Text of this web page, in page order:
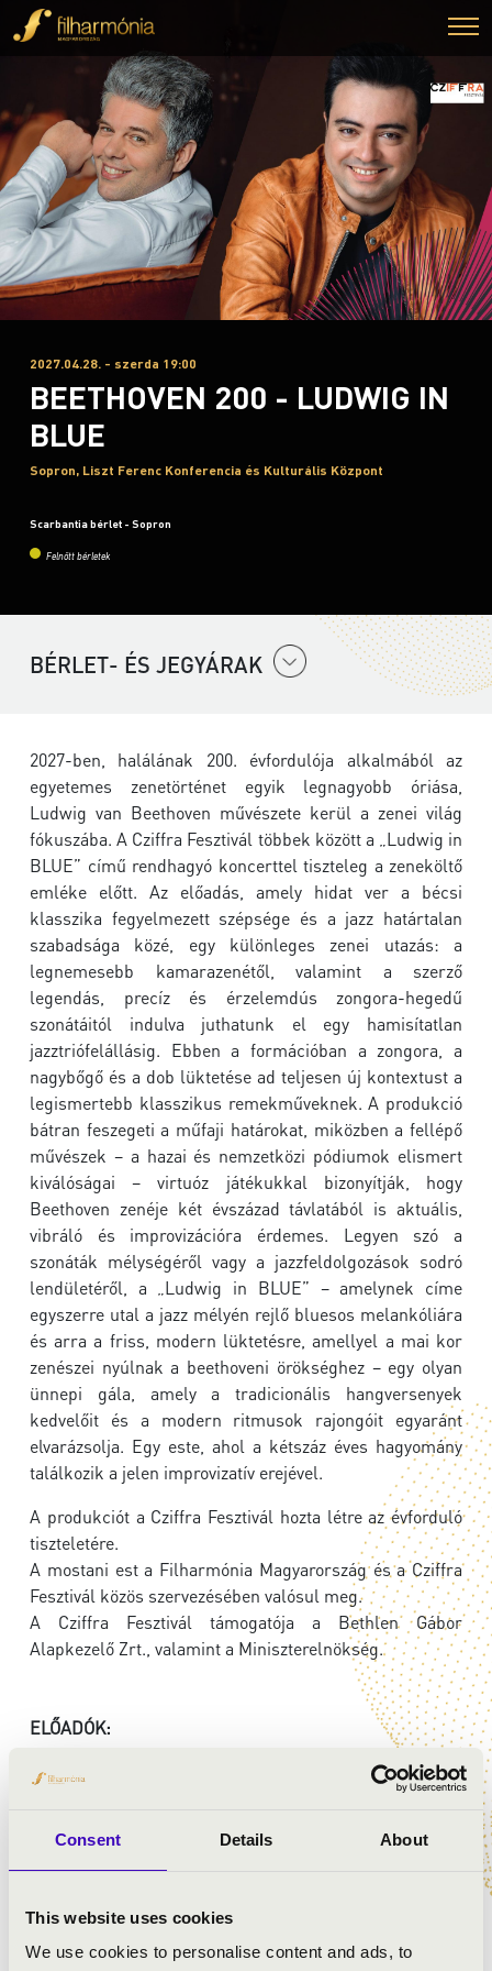
Consent Details About
This website uses cookies
We use cookies to personalise content and ads, to
2027.04.28. - szerda 19:00
BEETHOVEN 200 - LUDWIG IN
BLUE
Sopron, Liszt Ferenc Konferencia és Kulturális Központ
Scarbantia bérlet - Sopron
Felnőtt bérletek
BÉRLET- ÉS JEGYÁRAK
2027-ben, halálának 200. évfordulója alkalmából az
egyetemes zenetörténet egyik legnagyobb óriása,
Ludwig van Beethoven művészete kerül a zenei világ
fókuszába. A Cziffra Fesztivál többek között a „Ludwig in
BLUE” című rendhagyó koncerttel tiszteleg a zeneköltő
emléke előtt. Az előadás, amely hidat ver a bécsi
klasszika fegyelmezett szépsége és a jazz határtalan
szabadsága közé, egy különleges zenei utazás: a
legnemesebb kamarazenétől, valamint a szerző
legendás, precíz és érzelemdús zongora-hegedű
szonátáitól indulva juthatunk el egy hamisítatlan
jazztriófelállásig. Ebben a formációban a zongora, a
nagybőgő és a dob lüktetése ad teljesen új kontextust a
legismertebb klasszikus remekműveknek. A produkció
bátran feszegeti a műfaji határokat, miközben a fellépő
művészek – a hazai és nemzetközi pódiumok elismert
kiválóságai – virtuóz játékukkal bizonyítják, hogy
Beethoven zenéje két évszázad távlatából is aktuális,
vibráló és improvizációra érdemes. Legyen szó a
szonáták mélységéről vagy a jazzfeldolgozások sodró
lendületéről, a „Ludwig in BLUE” – amelynek címe
egyszerre utal a jazz mélyén rejlő bluesos melankóliára
és arra a friss, modern lüktetésre, amellyel a mai kor
zenészei nyúlnak a beethoveni örökséghez – egy olyan
ünnepi gála, amely a tradicionális hangversenyek
kedvelőit és a modern ritmusok rajongóit egyaránt
elvarázsolja. Egy este, ahol a kétszáz éves hagyomány
találkozik a jelen improvizatív erejével.
A produkciót a Cziffra Fesztivál hozta létre az évforduló
tiszteletére.
A mostani est a Filharmónia Magyarország és a Cziffra
Fesztivál közös szervezésében valósul meg.
A Cziffra Fesztivál támogatója a Bethlen Gábor
Alapkezelő Zrt., valamint a Miniszterelnökség.
ELŐADÓK:
Kelemen Barnabás
Gudics Marcell